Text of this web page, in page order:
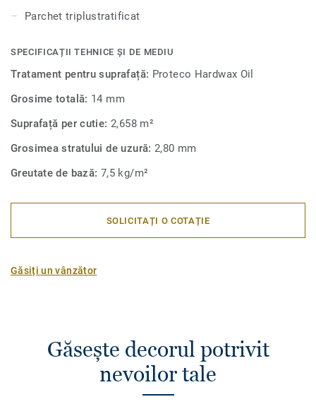
Parchet triplustratificat
SPECIFICAȚII TEHNICE ȘI DE MEDIU
Tratament pentru suprafață: Proteco Hardwax Oil
Grosime totală: 14 mm
Suprafață per cutie: 2,658 m²
Grosimea stratului de uzură:2,80 mm
Greutate de bază: 7,5 kg/m²
SOLICITAȚI O COTAȚIE
Găsiți un vânzător
Găsește decorul potrivit
nevoilor tale